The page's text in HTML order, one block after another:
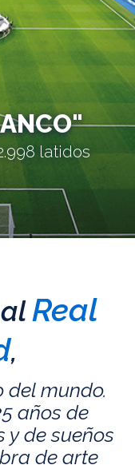
latidos
Real
,
mundo.
años de
y de sueños
de arte